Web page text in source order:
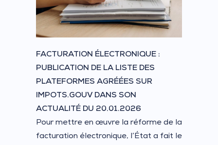
FACTURATION ÉLECTRONIQUE :
PUBLICATION DE LA LISTE DES
PLATEFORMES AGRÉÉES SUR
IMPOTS.GOUV DANS SON
ACTUALITÉ DU 20.01.2026
Pour mettre en œuvre la réforme de la
facturation électronique, l’État a fait le